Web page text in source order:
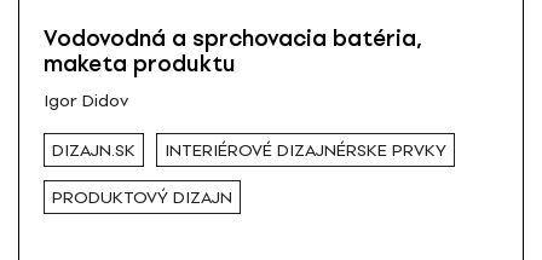
Vodovodná a sprchovacia batéria,
maketa produktu
Igor Didov
DIZAJN.SK INTERIÉROVÉ DIZAJNÉRSKE PRVKY
PRODUKTOVÝ DIZAJN